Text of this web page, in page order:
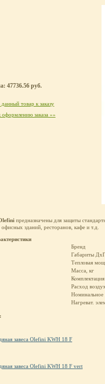
47736.56 руб.
товар к заказу
оформлению заказа »»
предназначены для защиты
офисных зданий, ресторанов, кафе и т.д.
Бренд
Габариты
Тепловая
Масса, кг
Комплектация
Расход
Номинальное
Нагреват.
завеса Olefini KWH 18 F
завеса Olefini KWH 18 F vert